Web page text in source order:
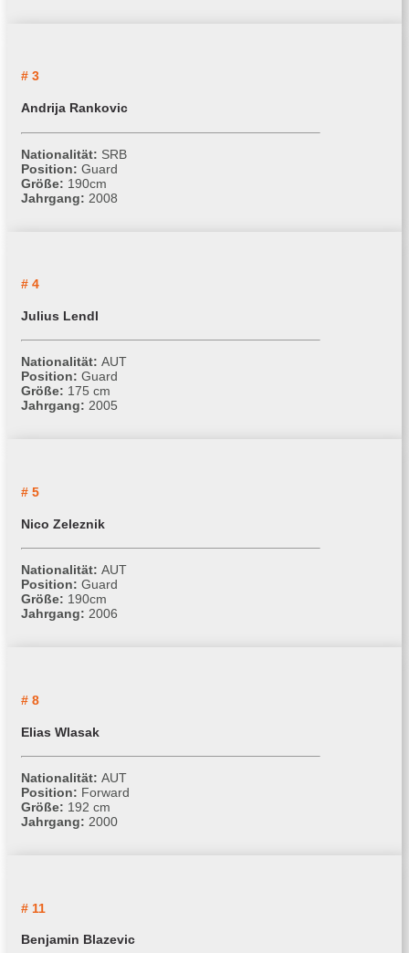
# 3
Andrija Rankovic
Nationalität: SRB
Position: Guard
Größe: 190cm
Jahrgang: 2008
# 4
Julius Lendl
Nationalität: AUT
Position: Guard
Größe: 175 cm
Jahrgang: 2005
# 5
Nico Zeleznik
Nationalität: AUT
Position: Guard
Größe: 190cm
Jahrgang: 2006
# 8
Elias Wlasak
Nationalität: AUT
Position: Forward
Größe: 192 cm
Jahrgang: 2000
# 11
Benjamin Blazevic